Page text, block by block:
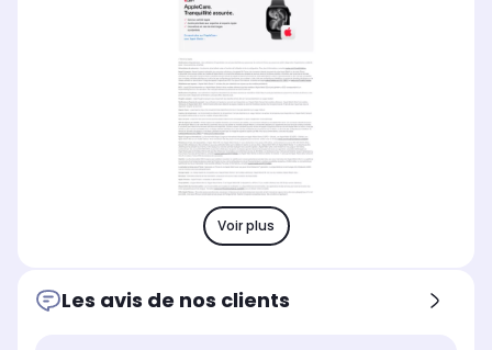
Voir plus
Les avis de nos clients